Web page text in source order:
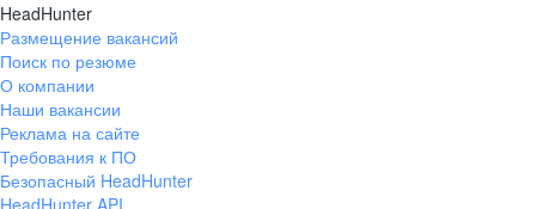
Екатеринбург
ул. Боевых Дружин, стр. 20,
+7 343 226-79-99
pr@ural.hh.ru
HeadHunter
Размещение вакансий
Поиск по резюме
О компании
Наши вакансии
Реклама на сайте
Требования к ПО
Безопасный HeadHunter